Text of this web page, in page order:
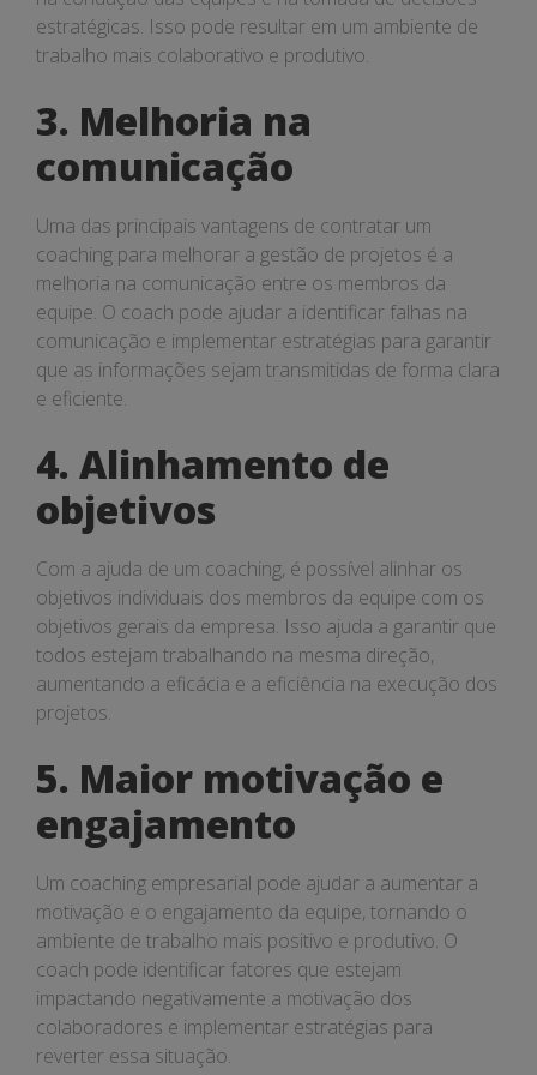
estratégicas. Isso pode resultar em um ambiente de
trabalho mais colaborativo e produtivo.
3. Melhoria na
comunicação
Uma das principais vantagens de contratar um
coaching para melhorar a gestão de projetos é a
melhoria na comunicação entre os membros da
equipe. O coach pode ajudar a identificar falhas na
comunicação e implementar estratégias para garantir
que as informações sejam transmitidas de forma clara
e eficiente.
4. Alinhamento de
objetivos
Com a ajuda de um coaching, é possível alinhar os
objetivos individuais dos membros da equipe com os
objetivos gerais da empresa. Isso ajuda a garantir que
todos estejam trabalhando na mesma direção,
aumentando a eficácia e a eficiência na execução dos
projetos.
5. Maior motivação e
engajamento
Um coaching empresarial pode ajudar a aumentar a
motivação e o engajamento da equipe, tornando o
ambiente de trabalho mais positivo e produtivo. O
coach pode identificar fatores que estejam
impactando negativamente a motivação dos
colaboradores e implementar estratégias para
reverter essa situação.